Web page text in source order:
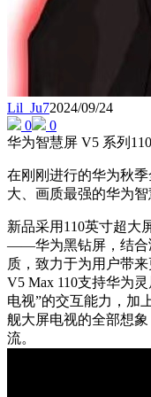
Lil_Ju72024/09/24
0
0
华为智慧屏 V5 系列
在刚刚进行的华为秋
大、画质最强的华为智
新品采用110英寸超大
——华为黑钻屏，结合
质，致力于为用户带
V5 Max 110支持华为
电视”的交互能力，加
舰大屏电视的全部想
流。